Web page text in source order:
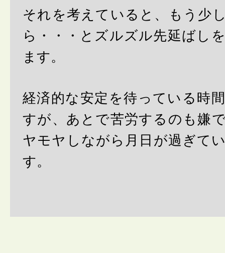
それを考えていると、もう少
ら・・・とズルズル先延ばし
ます。
経済的な安定を待っている時
すが、あとで苦労するのも嫌
ヤモヤしながら月日が過ぎて
す。